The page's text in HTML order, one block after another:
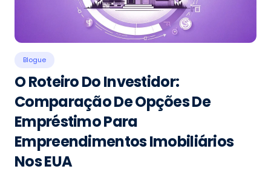
Blogue
O Roteiro Do Investidor:
Comparação De Opções De
Empréstimo Para
Empreendimentos Imobiliários
Nos EUA